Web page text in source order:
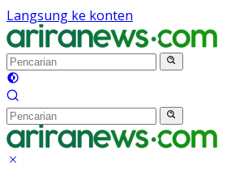
Langsung ke konten